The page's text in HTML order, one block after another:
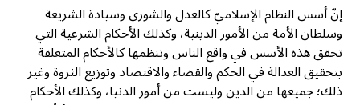
إنّ أسس النظام الإسلاميّ كالعدل والشورى وسيادة الشريعة
وسلطان الأمة من الأمور الدينية، وكذلك الأحكام الشرعية التي
تحقق هذه الأسس في واقع الناس وتنظمها كالأحكام المتعلقة
بتحقيق العدالة في الحكم والقضاء والاقتصاد وتوزيع الثروة وغير
ذلك؛ جميعها من الدين وليست من أمور الدنيا، وكذلك الأحكام